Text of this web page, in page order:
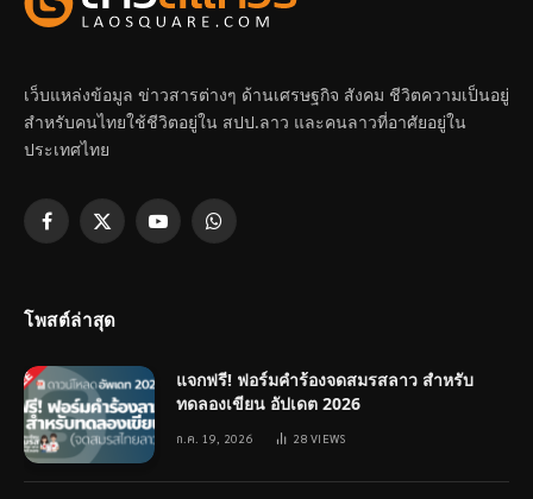
เว็บแหล่งข้อมูล ข่าวสารต่างๆ ด้านเศรษฐกิจ สังคม ชีวิตความเป็นอยู่
สำหรับคนไทยใช้ชีวิตอยู่ใน สปป.ลาว และคนลาวที่อาศัยอยู่ใน
ประเทศไทย
Facebook
X
YouTubeWhatsApp
โพสต์ล่าสุด
แจกฟรี! ฟอร์มคำร้องจดสมรสลาว สำหรับ
ทดลองเขียน อัปเดต 2026
ก.ค. 19, 2026 28VIEWS